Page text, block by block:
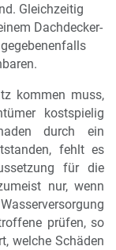
Gleichzeitig
Dachdecker-
kommen muss,
kostspielig
durch ein
fehlt es
für die
nur, wenn
prüfen, so
welche Schäden